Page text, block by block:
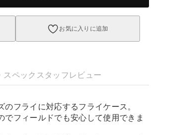
お気に入りに追加
スペック スタッフレビュー
フライに対応するフライケース。
でフィールドでも安心して使用できま